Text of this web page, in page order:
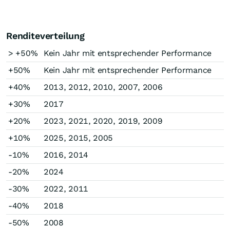
Renditeverteilung
> +50%
Kein Jahr mit entsprechender Performance
+50%
Kein Jahr mit entsprechender Performance
+40%
2013, 2012, 2010, 2007, 2006
+30%
2017
+20%
2023, 2021, 2020, 2019, 2009
+10%
2025, 2015, 2005
-10%
2016, 2014
-20%
2024
-30%
2022, 2011
-40%
2018
-50%
2008